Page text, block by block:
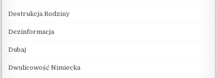
Destrukcja Rodziny
Dezinformacja
Dubaj
Dwulicowość Nimiecka